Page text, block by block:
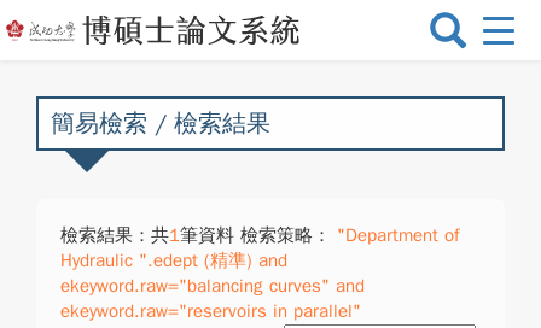
選
換
簡易檢索 / 檢索結果
檢索結果：共1筆資料 檢索策略：
"Department of
Hydraulic ".edept (精準) and
ekeyword.raw="balancing curves" and
ekeyword.raw="reservoirs in parallel"